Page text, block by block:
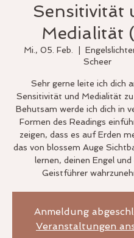
Sensitivität
Medialität
Mi., 05. Feb.
Scheer
Sehr gerne leite ich dich
Sensitivität und Medialität zu
Behutsam werde ich dich in
Formen des Readings
zeigen, dass es auf Erden
das von blossem Auge
lernen, deinen Engel und
Geistführer
Anmeldung
Veranstaltungen